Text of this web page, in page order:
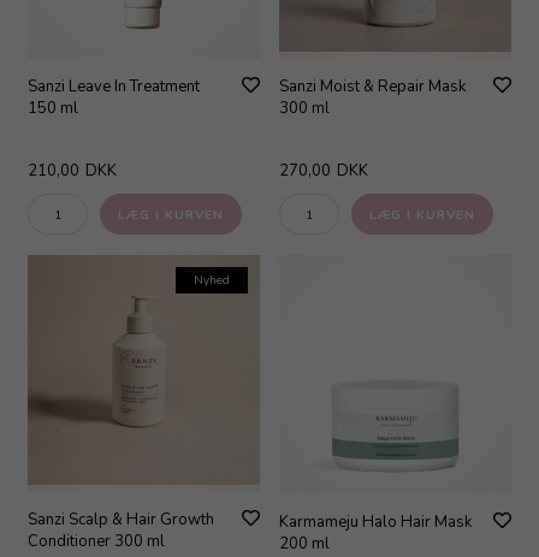
Sanzi Leave In Treatment
150 ml
210,00 DKK
Sanzi Moist & Repair Mask
300 ml
270,00 DKK
Nyhed
Sanzi Scalp & Hair Growth
Conditioner 300 ml
Karmameju Halo Hair Mask
200 ml